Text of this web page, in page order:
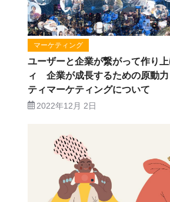
マーケティング
ユーザーと企業が繋がって作り
ィ 企業が成長するための原動力
ティマーケティングについて
2022年12月 2日